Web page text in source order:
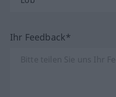
Ihr Feedback*